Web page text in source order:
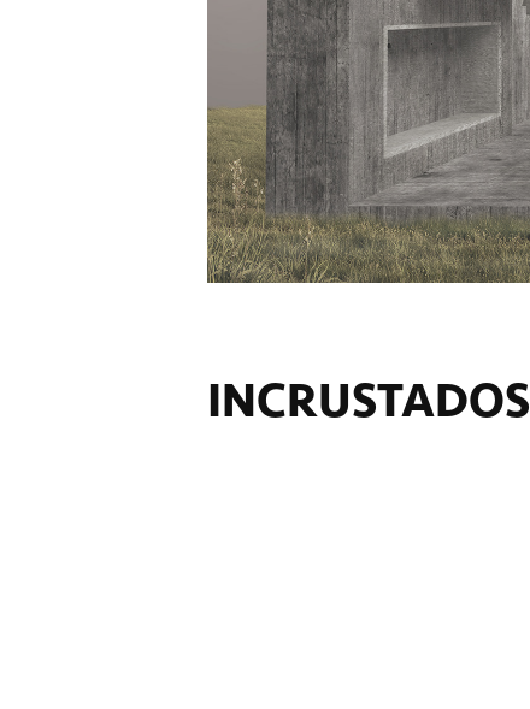
INCRUSTADOS